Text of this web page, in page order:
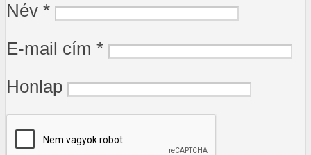
Név *
E-mail cím *
Honlap